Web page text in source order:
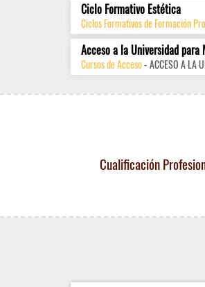
Ciclo Formativo Estética
Ciclos Formativos de Formación
Acceso a la Universidad para
Cursos de Acceso- ACCESO A LA
Cualificación